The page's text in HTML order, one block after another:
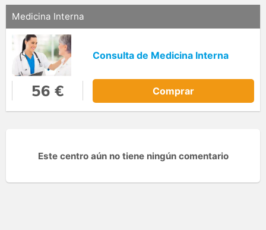
Medicina Interna
Consulta de Medicina Interna
56 € Comprar
Este centro aún no tiene ningún comentario